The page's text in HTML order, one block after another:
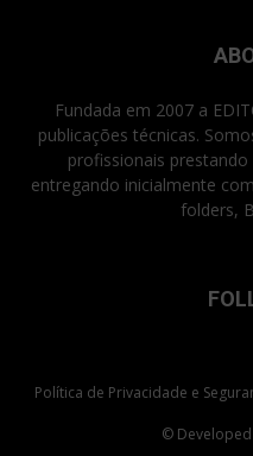
Fundada em 2007 a
publicações técnicas.
profissionais
entregando inicialmente
folders,
Política de Privacidade e
© Developed